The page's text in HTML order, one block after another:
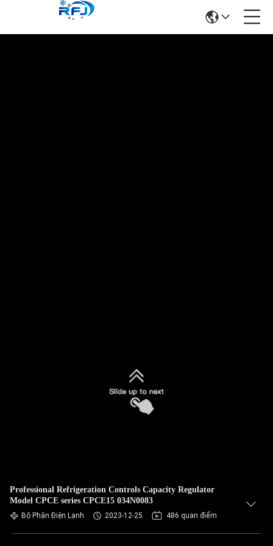
Professional Refrigeration Controls Capacity Regulator
Model CPCE series CPCE15 034N0083
Bộ Phận Điện Lạnh 2023-12-25 486 quan điểm